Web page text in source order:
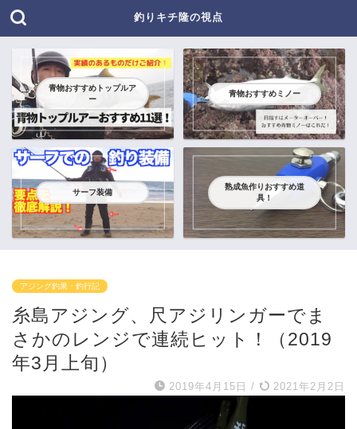
釣りキチ隆の視点
青物おすすめトップルア
ー
青物おすすめミノー
サーフ装備
熟成魚作りおすすめ道
具！
アジング釣果・釣行記
糸島アジング、尺アジリンガーでま
さかのレンジで連続ヒット！（2019
年3月上旬）
2019年4月15日 / 2021年2月2日